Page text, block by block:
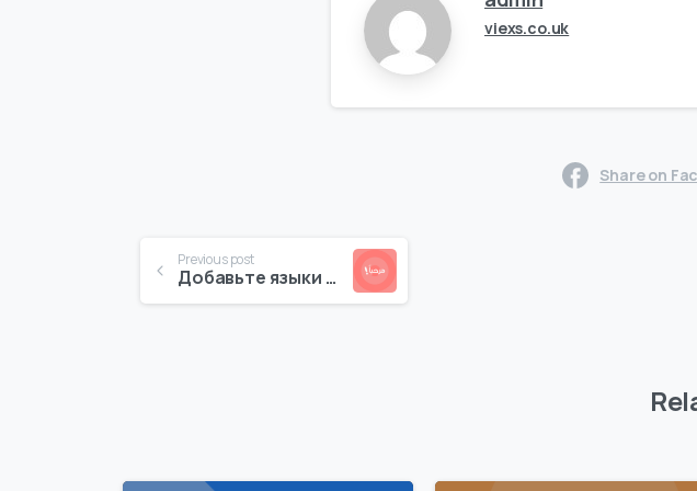
viexs.co.uk
Share on
Continue
Reading
Previous post
Добавьте языки на Ваш сайт